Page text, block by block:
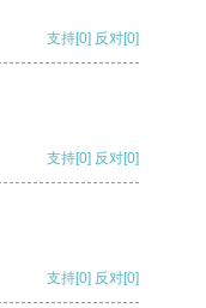
支持[0] 反对[0]
支持[0] 反对[0]
支持[0] 反对[0]